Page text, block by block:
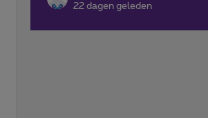
22 dagen geleden